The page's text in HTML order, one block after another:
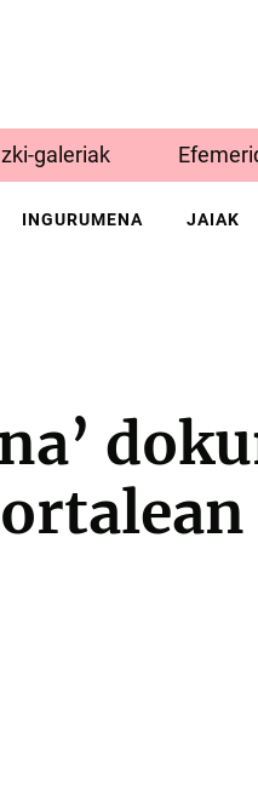
galeriak
INGURUMENA JAIAK